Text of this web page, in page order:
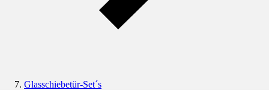
Glasschiebetür-Set´s